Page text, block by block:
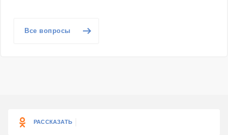
Все вопросы
РАССКАЗАТЬ